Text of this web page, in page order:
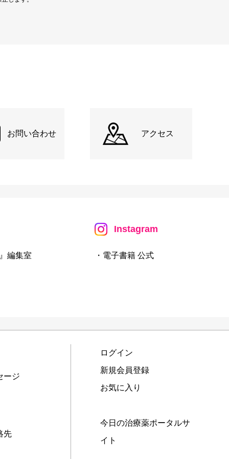
お問い合わせ アクセス
編集室
Instagram
・電子書籍 公式
ージ
先
ログイン
新規会員登録
お気に入り
今日の治療薬ポータルサ
イト